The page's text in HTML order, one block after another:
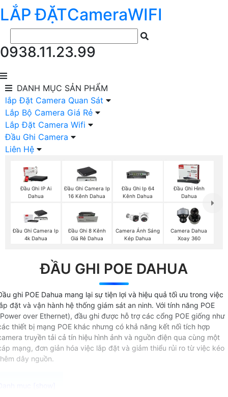
LẮP ĐẶTCameraWIFI
0938.11.23.99
DANH MỤC SẢN PHẨM
lắp Đặt Camera Quan Sát
Lắp Bộ Camera Giá Rẻ
Lắp Đặt Camera Wifi
Đầu Ghi Camera
Liên Hệ
Đầu Ghi IP Ai
Dahua
Đầu Ghi Camera Ip
16 Kênh Dahua
Đầu Ghi Ip 64
Kênh Dahua
Đầu Ghi Hình
Dahua
Đầu Ghi Camera Ip
4k Dahua
Đầu Ghi 8 Kênh
Giá Rẻ Dahua
Camera Ánh Sáng
Kép Dahua
Camera Dahua
Xoay 360
ĐẦU GHI POE DAHUA
ghi POE Dahua mang lại sự tiện lợi và hiệu quả tối ưu trong việc
đặt và vận hành hệ thống giám sát an ninh. Với tính năng POE
over Ethernet), đầu ghi được hỗ trợ các cổng POE giống như
thiết bị mạng POE khác nhưng có khả năng kết nối tích hợp
truyền tải cả tín hiệu hình ảnh và nguồn điện qua cùng một
mạng, đơn giản hóa việc lắp đặt và giảm thiểu rủi ro từ việc kéo
dây nguồn.